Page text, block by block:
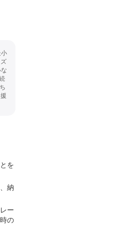
を
納
ー
の